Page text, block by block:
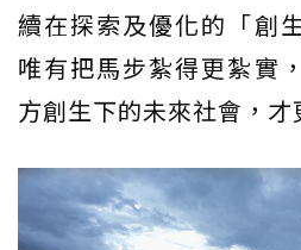
續在探索及優化的「創
唯有把馬步紮得更紮實
方創生下的未來社會，才